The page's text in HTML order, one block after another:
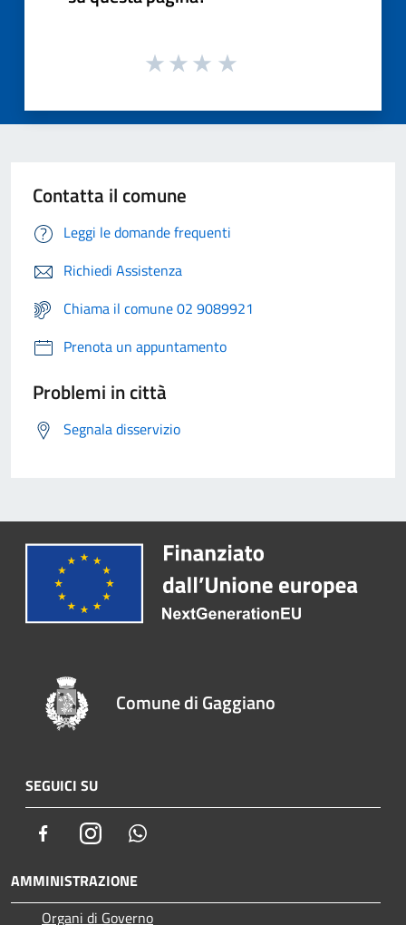
Contatta il comune
Leggi le domande frequenti
Richiedi Assistenza
Chiama il comune 02 9089921
Prenota un appuntamento
Problemi in città
Segnala disservizio
Comune di Gaggiano
SEGUICI SU
FacebookInstagram
AMMINISTRAZIONE
Organi di Governo